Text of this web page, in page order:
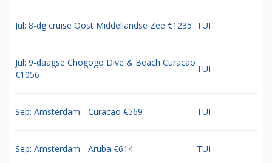
Jul: 8-dg cruise Oost Middellandse Zee €1235 TUI
Jul: 9-daagse Chogogo Dive & Beach Curacao
€1056
TUI
Sep: Amsterdam - Curacao €569 TUI
Sep: Amsterdam - Aruba €614 TUI